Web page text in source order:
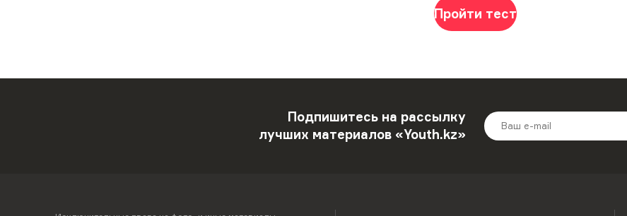
Пройти тест
Подпишитесь на рассылку
лучших материалов «Youth.kz»